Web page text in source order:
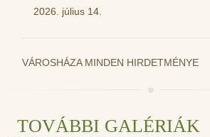
2026. július 14.
VÁROSHÁZA MINDEN HIRDETMÉNYE
TOVÁBBI GALÉRIÁK